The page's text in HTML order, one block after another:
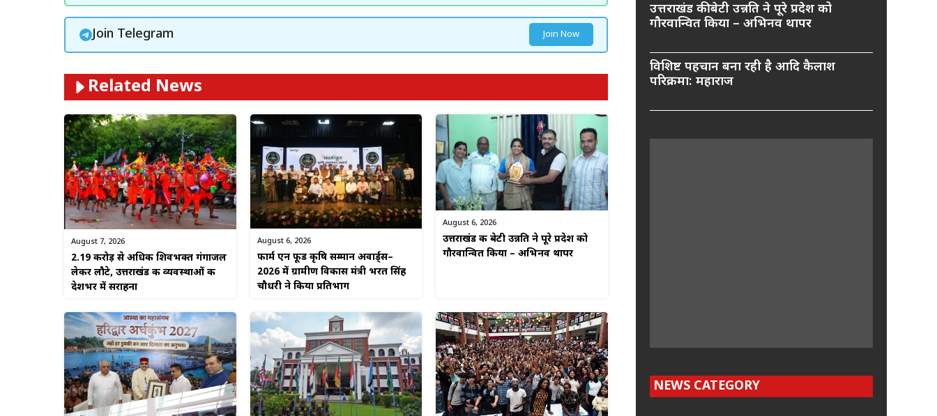
Join Telegram Join Now
Related News
August 7, 2026
2.19 करोड़ से अधिक शिवभक्त गंगाजल
लेकर लौटे, उत्तराखंड की व्यवस्थाओं की
देशभर में सराहना
August 6, 2026
फार्म एन फूड कृषि सम्मान अवार्ड्स–
2026 में ग्रामीण विकास मंत्री भरत सिंह
चौधरी ने किया प्रतिभाग
August 6, 2026
उत्तराखंड की बेटी उन्नति ने पूरे प्रदेश को
गौरवान्वित किया – अभिनव थापर
उत्तराखंड की बेटी उन्नति ने पूरे प्रदेश को
गौरवान्वित किया – अभिनव थापर
विशिष्ट पहचान बना रही है आदि कैलाश
परिक्रमा: महाराज
NEWS CATEGORY